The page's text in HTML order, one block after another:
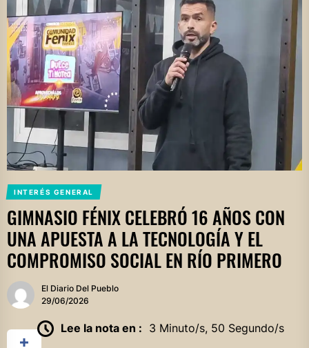
INTERÉS GENERAL
GIMNASIO FÉNIX CELEBRÓ 16 AÑOS CON
UNA APUESTA A LA TECNOLOGÍA Y EL
COMPROMISO SOCIAL EN RÍO PRIMERO
El Diario Del Pueblo
29/06/2026
Lee la nota en : 3 Minuto/s, 50 Segundo/s